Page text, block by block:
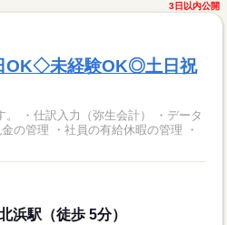
3日以内公開
OK◇未経験OK◎土日祝
ータ
の管理 ・社員の有給休暇の管理 ・
浜駅（徒歩 5分）